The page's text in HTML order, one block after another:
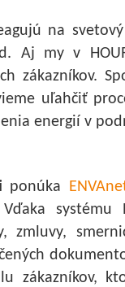
na
Aj my v
zákazníkov.
uľahčiť
energií v
ponúka
zmluvy,
zákazníkov,